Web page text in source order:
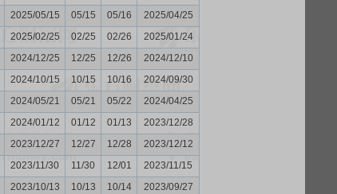
2025/05/15 05/15 05/16
2025/04/25
2025/02/25 02/25 02/26
2025/01/24
2024/12/25 12/25 12/26
2024/12/10
2024/10/15 10/15 10/16
2024/09/30
2024/05/21 05/21 05/22
2024/04/25
2024/01/12 01/12 01/13
2023/12/28
2023/12/27 12/27 12/28
2023/12/12
2023/11/30 11/30 12/01
2023/11/15
2023/10/13 10/13 10/14
2023/09/27